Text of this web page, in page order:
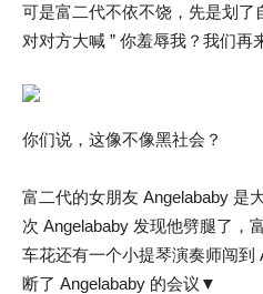
可是富二代不依不饶，先是划
对对方大喊 ” 你羞辱我？我们再
你们说，这像不像黑社会？
富二代的女朋友 Angelababy 是
次 Angelababy 发现他劈腿了，
车花还有一个小提琴演奏师闯到
断了 Angelababy 的会议▼